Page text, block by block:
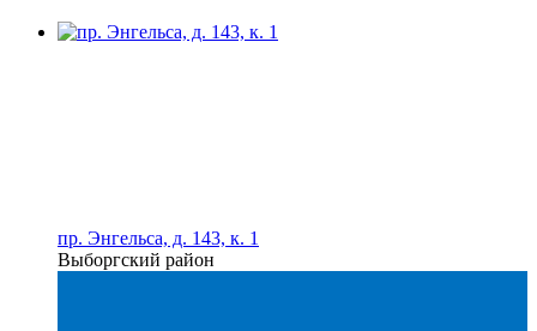
пр. Энгельса, д. 143, к. 1
Выборгский район